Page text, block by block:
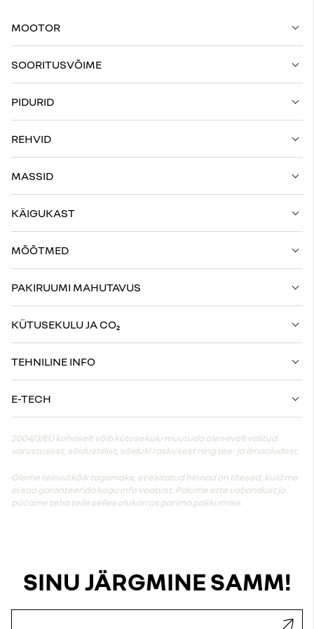
MOOTOR
SOORITUSVÕIME
PIDURID
REHVID
MASSID
KÄIGUKAST
MÕÕTMED
PAKIRUUMI MAHUTAVUS
KÜTUSEKULU JA CO₂
TEHNILINE INFO
E-TECH
2004/3/EÜ kohaselt võib kütusekulu muutuda olenevalt valitud
varustusest, sõidustiilist, sõiduki raskusest ning tee- ja ilmaoludest.
Oleme teinud kõik tagamaks, et esitatud hinnad on tõesed, kuid me
ei saa garanteerida kogu info veatust. Palume ette vabandust ja
püüame teha teile selles olukorras parima pakkumise.
SINU JÄRGMINE SAMM!